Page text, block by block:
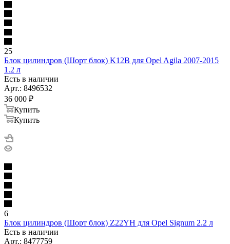
25
Блок цилиндров (Шорт блок) K12B для Opel Agila 2007-2015
1.2 л
Есть в наличии
Арт.: 8496532
36 000 ₽
Купить
Купить
6
Блок цилиндров (Шорт блок) Z22YH для Opel Signum 2.2 л
Есть в наличии
Арт.: 8477759